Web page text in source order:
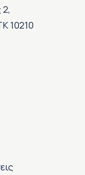
2,
10210